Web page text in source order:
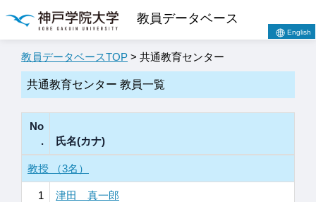
教員データベース
English
教員データベースTOP > 共通教育センター
共通教育センター 教員一覧
No
.
氏名(カナ)
教授 （3名）
1
津田 真一郎